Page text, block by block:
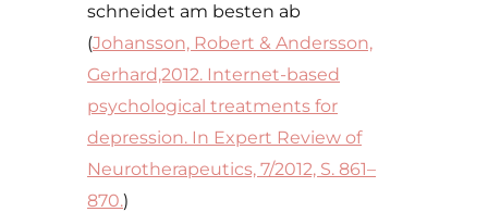
schneidet am besten ab
(Johansson, Robert & Andersson,
Gerhard,2012. Internet-based
psychological treatments for
depression. In Expert Review of
Neurotherapeutics, 7/2012, S. 861–
870.)